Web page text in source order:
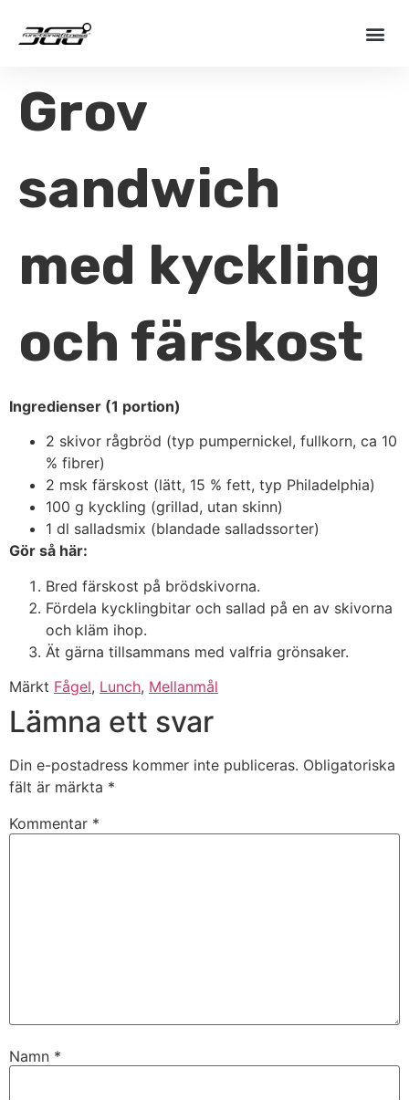
Grov
sandwich
med kyckling
och färskost
Ingredienser (1 portion)
2 skivor rågbröd (typ pumpernickel, fullkorn, ca 10
% fibrer)
2 msk färskost (lätt, 15 % fett, typ Philadelphia)
100 g kyckling (grillad, utan skinn)
1 dl salladsmix (blandade salladssorter)
Gör så här:
Bred färskost på brödskivorna.
Fördela kycklingbitar och sallad på en av skivorna
och kläm ihop.
Ät gärna tillsammans med valfria grönsaker.
Märkt Fågel, Lunch, Mellanmål
Lämna ett svar
Din e-postadress kommer inte publiceras. Obligatoriska
fält är märkta *
Kommentar *
Namn *